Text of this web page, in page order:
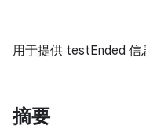
用于提供 testEnded 信
摘要